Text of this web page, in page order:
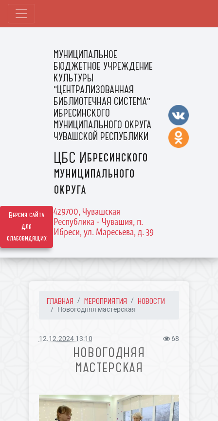
Версия сайта
для
слабовидящих
МУНИЦИПАЛЬНОЕ
БЮДЖЕТНОЕ УЧРЕЖДЕНИЕ
КУЛЬТУРЫ
"ЦЕНТРАЛИЗОВАННАЯ
БИБЛИОТЕЧНАЯ СИСТЕМА"
ИБРЕСИНСКОГО
МУНИЦИПАЛЬНОГО ОКРУГА
ЧУВАШСКОЙ РЕСПУБЛИКИ
ЦБС Ибресинского
муниципального
округа
429700, Чувашская
Республика - Чувашия, п.
Ибреси, ул. Маресьева, д. 39
ГЛАВНАЯ МЕРОПРИЯТИЯ НОВОСТИ
Новогодняя мастерская
12.12.2024 13:10 68
НОВОГОДНЯЯ
МАСТЕРСКАЯ